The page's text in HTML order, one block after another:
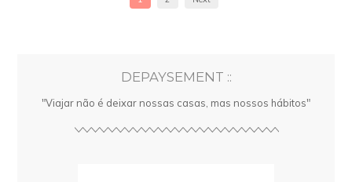
DEPAYSEMENT ::
"Viajar não é deixar nossas casas, mas nossos hábitos"